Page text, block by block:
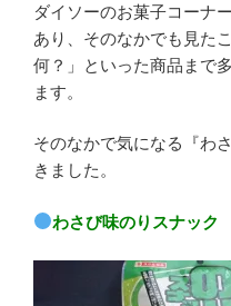
ダイソーのお菓子コーナ
あり、そのなかでも見た
何？」といった商品まで
ます。
そのなかで気になる『わ
きました。
わさび味のりスナック